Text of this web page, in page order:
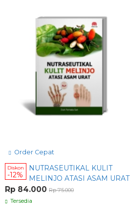
Order Cepat
Diskon
-12%
NUTRASEUTIKAL KULIT
MELINJO ATASI ASAM URAT
Rp 84.000 Rp 75.000
Tersedia